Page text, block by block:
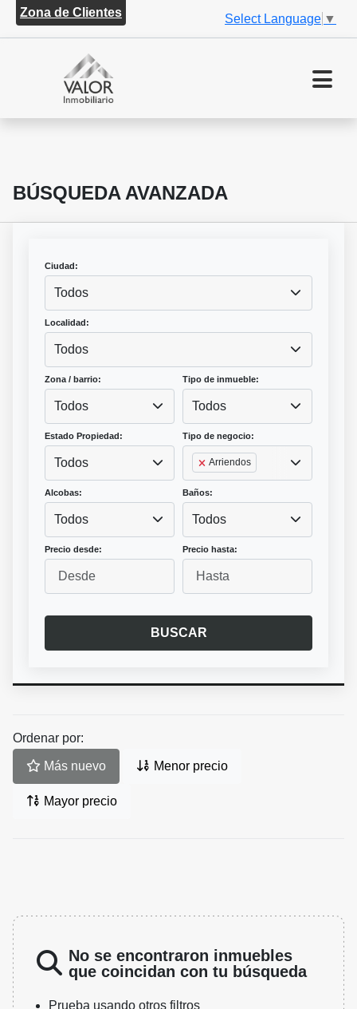
Zona de Clientes Select Language ▼
BÚSQUEDA AVANZADA
Ciudad:
Todos
Localidad:
Todos
Zona / barrio:
Todos
Tipo de inmueble:
Todos
Estado Propiedad:
Todos
Tipo de negocio:
Arriendos
Alcobas:
Todos
Baños:
Todos
Precio desde: Precio hasta:
BUSCAR
Ordenar por:
Más nuevo Menor precio
Mayor precio
No se encontraron inmuebles
que coincidan con tu búsqueda
Prueba usando otros filtros